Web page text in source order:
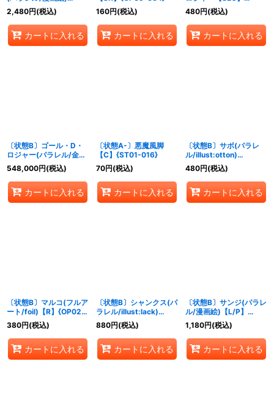
【L/P】{OP09-001}
2,480円(税込)
カートに入れる
160円(税込)
カートに入れる
{OP09-118}
480円(税込)
カートに入れる
〔状態B〕ゴール・D・
ロジャー(パラレル/金色
漫画背景/漫画絵)
【SEC/SP】{OP09-
118}
548,000円(税込)
カートに入れる
〔状態A-〕悪魔風脚
【C】{ST01-016}
70円(税込)
カートに入れる
〔状態B〕サボ(パラレ
ル/illust:otton)
【SR/P】{OP05-007}
480円(税込)
カートに入れる
〔状態B〕マルコ(フルア
ート/foil)【R】{OP02-
018}
380円(税込)
カートに入れる
〔状態B〕シャンクス(パ
ラレル/illust:lack)
【SEC/P】{OP01-120}
880円(税込)
カートに入れる
〔状態B〕サンジ(パラレ
ル/漫画絵)【L/P】
{PRB01-001}
1,180円(税込)
カートに入れる